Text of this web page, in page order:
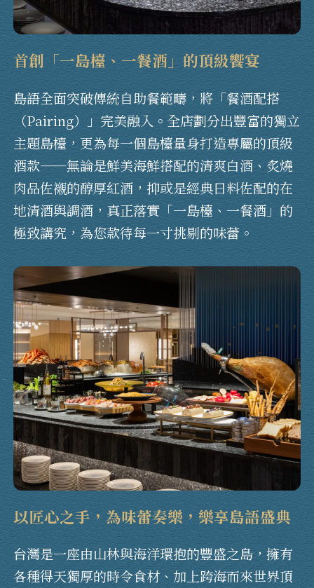
首創「一島檯、一餐酒」的頂級饗宴
島語全面突破傳統自助餐範疇，將「餐酒配搭
（Pairing）」完美融入。全店劃分出豐富的獨立
主題島檯，更為每一個島檯量身打造專屬的頂級
酒款——無論是鮮美海鮮搭配的清爽白酒、炙燒
肉品佐襯的醇厚紅酒，抑或是經典日料佐配的在
地清酒與調酒，真正落實「一島檯、一餐酒」的
極致講究，為您款待每一寸挑剔的味蕾。
以匠心之手，為味蕾奏樂，樂享島語盛典
台灣是一座由山林與海洋環抱的豐盛之島，擁有
各種得天獨厚的時令食材、加上跨海而來世界頂